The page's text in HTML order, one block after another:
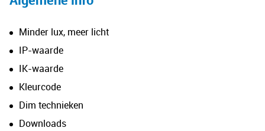
Minder lux, meer licht
IP-waarde
IK-waarde
Kleurcode
Dim technieken
Downloads